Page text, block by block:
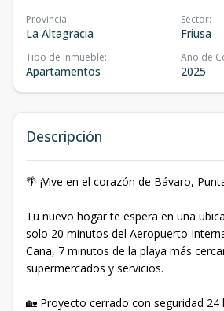
Provincia:
La Altagracia
Sector:
Friusa
Tipo de inmueble:
Apartamentos
Año de
2025
Descripción
🌴 ¡Vive en el corazón de Bávaro,
Tu nuevo hogar te espera en una
solo 20 minutos del Aeropuerto
Cana, 7 minutos de la playa más
supermercados y servicios.
🏡 Proyecto cerrado con seguridad 24